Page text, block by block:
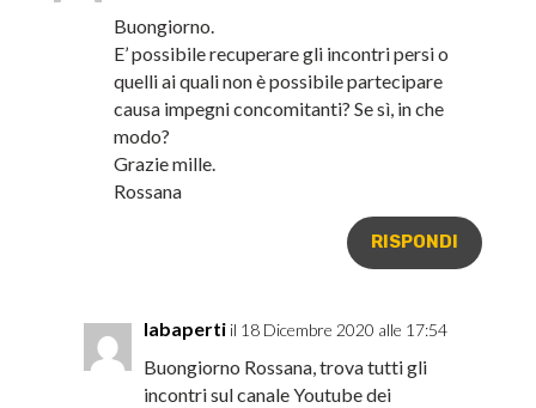
Buongiorno.
E’ possibile recuperare gli incontri persi o
quelli ai quali non è possibile partecipare
causa impegni concomitanti? Se sì, in che
modo?
Grazie mille.
Rossana
RISPONDI
labaperti il 18 Dicembre 2020 alle 17:54
Buongiorno Rossana, trova tutti gli
incontri sul canale Youtube dei